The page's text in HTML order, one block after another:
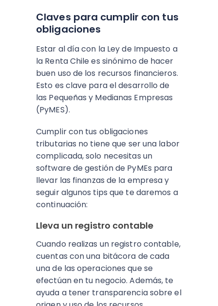
Claves para cumplir con tus
obligaciones
Estar al día con la Ley de Impuesto a
la Renta Chile es sinónimo de hacer
buen uso de los recursos financieros.
Esto es clave para el desarrollo de
las Pequeñas y Medianas Empresas
(PyMES).
Cumplir con tus obligaciones
tributarias no tiene que ser una labor
complicada, solo necesitas un
software de gestión de PyMEs para
llevar las finanzas de la empresa y
seguir algunos tips que te daremos a
continuación:
Lleva un registro contable
Cuando realizas un registro contable,
cuentas con una bitácora de cada
una de las operaciones que se
efectúan en tu negocio. Además, te
ayuda a tener transparencia sobre el